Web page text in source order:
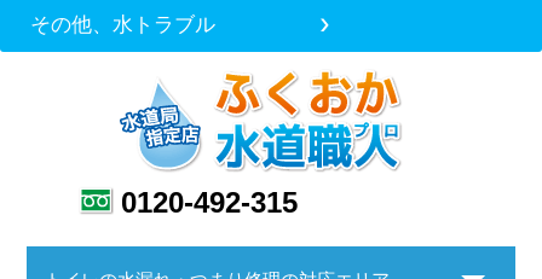
その他、水トラブル
0120-492-315